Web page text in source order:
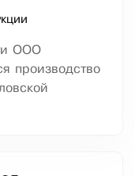
ООО
производство